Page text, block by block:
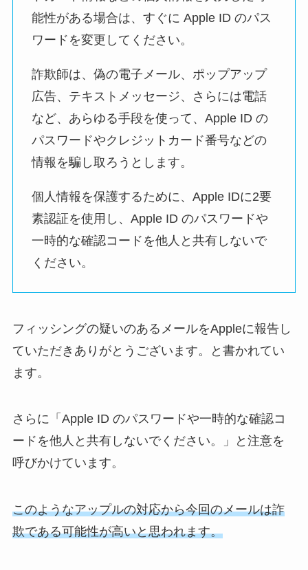
能性がある場合は、すぐに Apple ID のパス
ワードを変更してください。
詐欺師は、偽の電子メール、ポップアップ
広告、テキストメッセージ、さらには電話
など、あらゆる手段を使って、Apple ID の
パスワードやクレジットカード番号などの
情報を騙し取ろうとします。
個人情報を保護するために、Apple IDに2要
素認証を使用し、Apple ID のパスワードや
一時的な確認コードを他人と共有しないで
ください。
フィッシングの疑いのあるメールをAppleに報告し
ていただきありがとうございます。と書かれてい
ます。
さらに「Apple ID のパスワードや一時的な確認コ
ードを他人と共有しないでください。」と注意を
呼びかけています。
このようなアップルの対応から今回のメールは詐
欺である可能性が高いと思われます。